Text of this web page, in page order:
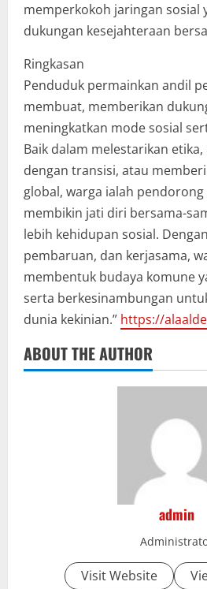
memperkokoh jaringan sosial
dukungan kesejahteraan
Ringkasan
Penduduk permainkan andil
membuat, memberikan
meningkatkan mode sosial
Baik dalam melestarikan
dengan transisi, atau
global, warga ialah
membikin jati diri bersama-
lebih kehidupan sosial.
pembaruan, dan kerjasama,
membentuk budaya komune
serta berkesinambungan
dunia kekinian.” https://
ABOUT THE AUTHOR
admin
Visit Website